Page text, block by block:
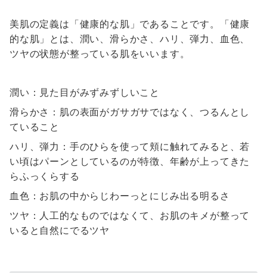
美肌の定義は「健康的な肌」であることです。「健康
的な肌」とは、潤い、滑らかさ、ハリ、弾力、血色、
ツヤの状態が整っている肌をいいます。
潤い：見た目がみずみずしいこと
滑らかさ：肌の表面がガサガサではなく、つるんとし
ていること
ハリ、弾力：手のひらを使って頬に触れてみると、若
い頃はパーンとしているのが特徴、年齢が上ってきた
らふっくらする
血色：お肌の中からじわーっとにじみ出る明るさ
ツヤ：人工的なものではなくて、お肌のキメが整って
いると自然にでるツヤ